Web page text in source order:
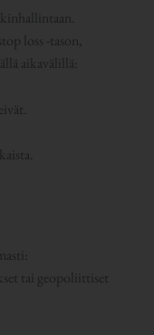
loss -tason,
aikavälillä:
tai geopoliittiset